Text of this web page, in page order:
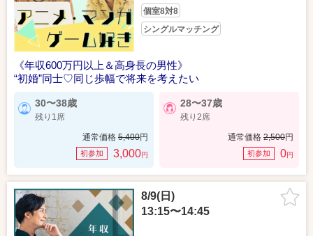
個室8対8
シングルマッチング
《年収600万円以上＆高身長の男性》
“初婚”同士♡同じ歩幅で将来を考えたい
30〜38歳
残り1席
通常価格 5,400円
初参加 3,000円
28〜37歳
残り2席
通常価格 2,500円
初参加 0円
8/9(日)
13:15〜14:45